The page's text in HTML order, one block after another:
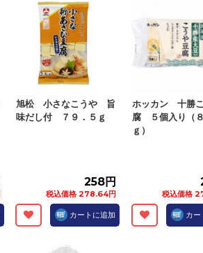
旭松 小さなこうや 旨
味だし付 ７９．５ｇ
258円
税込価格 278.64円
カートに追加
ホッカン 十勝
腐 ５個入り（
ｇ）
税込価格
カー